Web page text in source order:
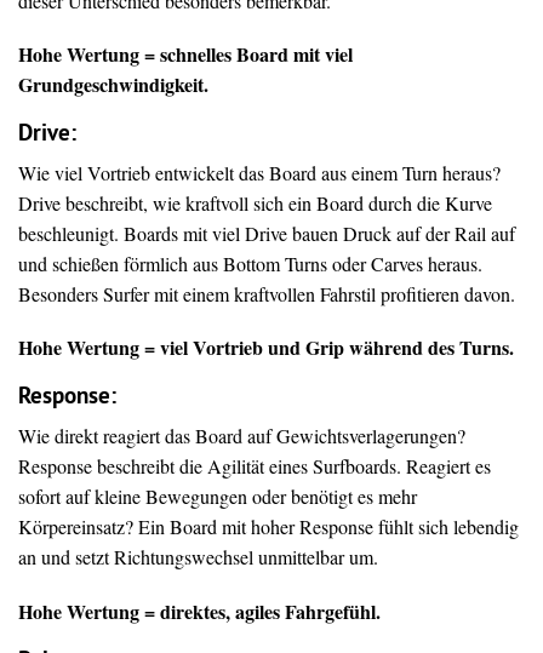
Hohe Wertung = schnelles Board mit viel
Grundgeschwindigkeit.
Drive:
Wie viel Vortrieb entwickelt das Board aus einem Turn heraus?
Drive beschreibt, wie kraftvoll sich ein Board durch die Kurve
beschleunigt. Boards mit viel Drive bauen Druck auf der Rail auf
und schießen förmlich aus Bottom Turns oder Carves heraus.
Besonders Surfer mit einem kraftvollen Fahrstil profitieren davon.
Hohe Wertung = viel Vortrieb und Grip während des Turns.
Response:
Wie direkt reagiert das Board auf Gewichtsverlagerungen?
Response beschreibt die Agilität eines Surfboards. Reagiert es
sofort auf kleine Bewegungen oder benötigt es mehr
Körpereinsatz? Ein Board mit hoher Response fühlt sich lebendig
an und setzt Richtungswechsel unmittelbar um.
Hohe Wertung = direktes, agiles Fahrgefühl.